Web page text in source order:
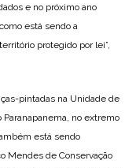
e no próximo ano
está sendo a
protegido por lei”,
pintadas na Unidade de
Paranapanema, no extremo
está sendo
Mendes de Conservação